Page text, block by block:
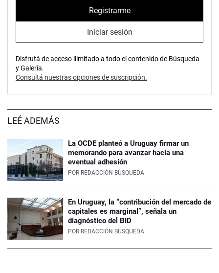
Registrarme
Iniciar sesión
Disfrutá de acceso ilimitado a todo el contenido de Búsqueda
y Galería.
Consultá nuestras opciones de suscripción.
LEÉ ADEMÁS
La OCDE planteó a Uruguay firmar un
memorando para avanzar hacia una
eventual adhesión
POR REDACCIÓN BÚSQUEDA
En Uruguay, la “contribución del mercado de
capitales es marginal”, señala un
diagnóstico del BID
POR REDACCIÓN BÚSQUEDA